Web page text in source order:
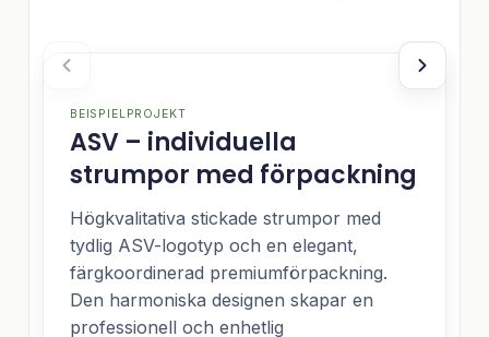
BEISPIELPROJEKT
ASV – individuella
strumpor med förpackning
Högkvalitativa stickade strumpor med
tydlig ASV-logotyp och en elegant,
färgkoordinerad premiumförpackning.
Den harmoniska designen skapar en
professionell och enhetlig